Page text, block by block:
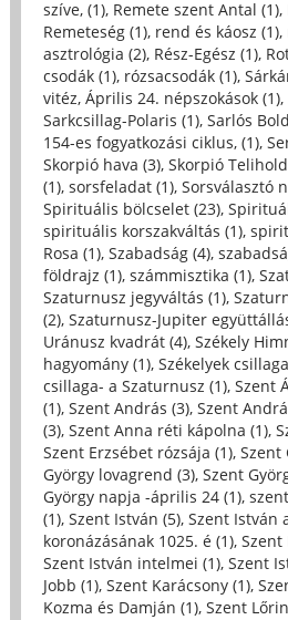
szíve, (1), Remete szent Antal (1),
Remeteség (1), rend és káosz (1),
asztrológia (2), Rész-Egész (1),
csodák (1), rózsacsodák (1),
vitéz, Április 24. népszokások (1),
Sarkcsillag-Polaris (1), Sarlós
154-es fogyatkozási ciklus, (1),
Skorpió hava (3), Skorpió
(1), sorsfeladat (1), Sorsválasztó
Spirituális bölcselet (23),
spirituális korszakváltás (1),
Rosa (1), Szabadság (4),
földrajz (1), számmisztika (1),
Szaturnusz jegyváltás (1),
(2), Szaturnusz-Jupiter
Uránusz kvadrát (4), Székely
hagyomány (1), Székelyek
csillaga- a Szaturnusz (1), Szent
(1), Szent András (3), Szent
(3), Szent Anna réti kápolna (1),
Szent Erzsébet rózsája (1), Szent
György lovagrend (3), Szent
György napja -április 24 (1),
(1), Szent István (5), Szent István
koronázásának 1025. é (1), Szent
Szent István intelmei (1), Szent
Jobb (1), Szent Karácsony (1),
Kozma és Damján (1), Szent